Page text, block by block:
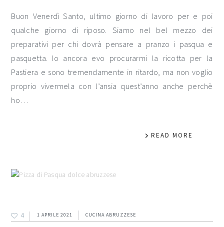
Buon Venerdì Santo, ultimo giorno di lavoro per e poi
qualche giorno di riposo. Siamo nel bel mezzo dei
preparativi per chi dovrà pensare a pranzo i pasqua e
pasquetta. Io ancora evo procurarmi la ricotta per la
Pastiera e sono tremendamente in ritardo, ma non voglio
proprio vivermela con l’ansia quest’anno anche perchè
ho…
READ MORE
4 1 APRILE 2021 CUCINA ABRUZZESE